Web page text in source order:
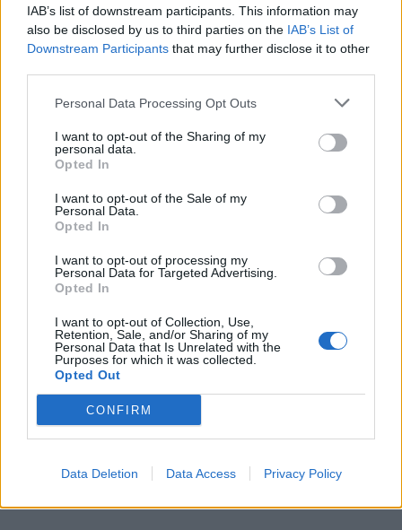
IAB’s list of downstream participants. This information may
also be disclosed by us to third parties on the IAB’s List of
Downstream Participants that may further disclose it to other
Personal Data Processing Opt Outs
I want to opt-out of the Sharing of my
personal data.
Opted In
I want to opt-out of the Sale of my
Personal Data.
Opted In
I want to opt-out of processing my
Personal Data for Targeted Advertising.
Opted In
I want to opt-out of Collection, Use,
Retention, Sale, and/or Sharing of my
Personal Data that Is Unrelated with the
Purposes for which it was collected.
Opted Out
CONFIRM
Data Deletion Data Access Privacy Policy
Věk: 37
Kontakt
Informace o profilu a chatu
Registrace od
Prochatováno : 0.24 hod.
Líbí se:0
Oblibené místnosti
: Žádné
Poslední 3 příspěvky na mé zdi
Zobrazit celou mou zeď